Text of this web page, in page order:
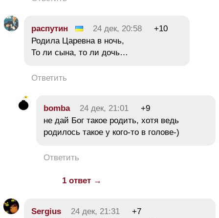
распутин 24 дек, 20:58
+10
Родила Царевна в ночь,
То ли сына, то ли дочь…
Ответить
bomba 24 дек, 21:01
+9
не дай Бог такое родить, хотя ведь
родилось такое у кого-то в голове-)
Ответить
1 ответ →
Sergius 24 дек, 21:31
+7